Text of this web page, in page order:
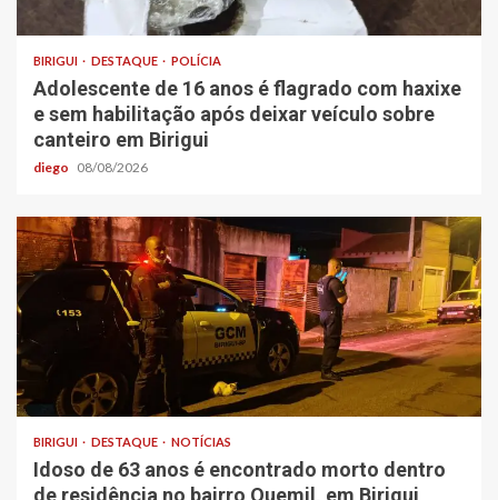
BIRIGUI DESTAQUE POLÍCIA
Adolescente de 16 anos é flagrado com haxixe
e sem habilitação após deixar veículo sobre
canteiro em Birigui
diego 08/08/2026
BIRIGUI DESTAQUE NOTÍCIAS
Idoso de 63 anos é encontrado morto dentro
de residência no bairro Quemil, em Birigui